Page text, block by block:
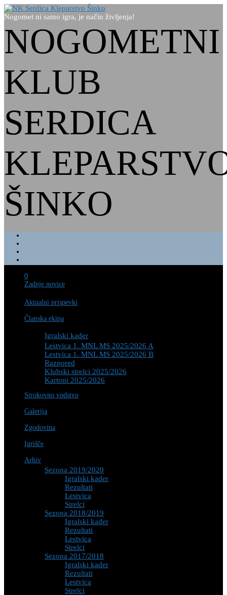
Nogomet ni samo igra, je način življenja!
NOGOMETNI
KLUB
SERDICA
ŠINKO
0
Zadnje novice
Aktualni prispevki
Članska ekipa
Igralski kader
Lestvica 1. MNL MS 2025/2026 A
Lestvica 1. MNL MS 2025/2026 B
Razpored
Klubski strelci 2025/2026
Kartoni 2025/2026
Strokovno vodstvo
Galerija
Zgodovina
Igrišče
Arhiv
Sezona 2019/2020
Igralski kader
Rezultati
Lestvica
Strelci
Sezona 2018/2019
Igralski kader
Rezultati
Lestvica
Strelci
Sezona 2017/2018
Igralski kader
Rezultati
Lestvica
Strelci